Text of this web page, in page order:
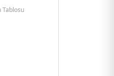
Tablosu